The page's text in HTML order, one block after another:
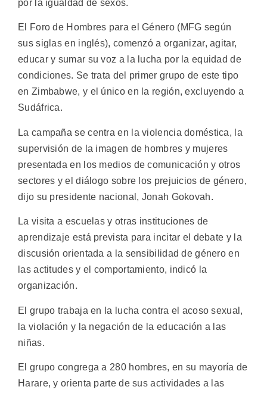
por la igualdad de sexos.
El Foro de Hombres para el Género (MFG según
sus siglas en inglés), comenzó a organizar, agitar,
educar y sumar su voz a la lucha por la equidad de
condiciones. Se trata del primer grupo de este tipo
en Zimbabwe, y el único en la región, excluyendo a
Sudáfrica.
La campaña se centra en la violencia doméstica, la
supervisión de la imagen de hombres y mujeres
presentada en los medios de comunicación y otros
sectores y el diálogo sobre los prejuicios de género,
dijo su presidente nacional, Jonah Gokovah.
La visita a escuelas y otras instituciones de
aprendizaje está prevista para incitar el debate y la
discusión orientada a la sensibilidad de género en
las actitudes y el comportamiento, indicó la
organización.
El grupo trabaja en la lucha contra el acoso sexual,
la violación y la negación de la educación a las
niñas.
El grupo congrega a 280 hombres, en su mayoría de
Harare, y orienta parte de sus actividades a las